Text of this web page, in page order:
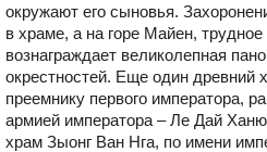
окружают его сыновья.
в храме, а на горе Майен,
вознаграждает великолепная
окрестностей. Еще один древний
преемнику первого императора,
армией императора – Ле Дай
храм Зыонг Ван Нга, по имени